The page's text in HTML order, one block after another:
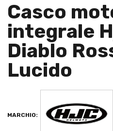
Casco
integrale
Diablo
Lucido
MARCHIO: